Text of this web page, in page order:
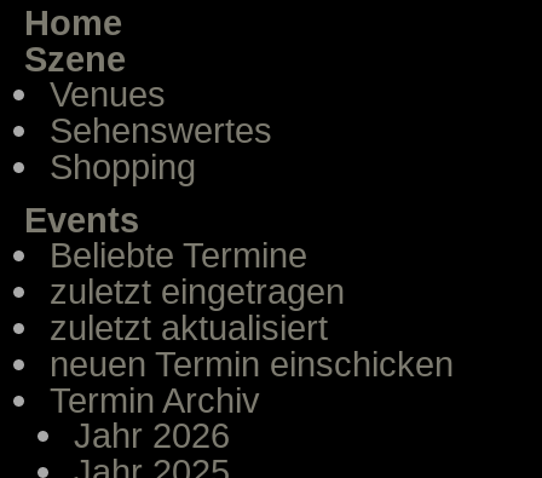
Home
Szene
Venues
Sehenswertes
Shopping
Events
Beliebte Termine
zuletzt eingetragen
zuletzt aktualisiert
neuen Termin einschicken
Termin Archiv
Jahr 2026